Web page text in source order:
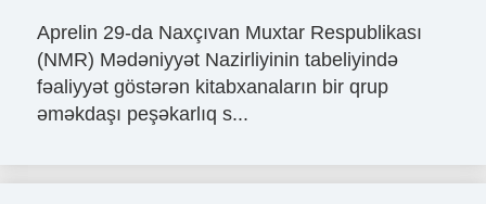
Aprelin 29-da Naxçıvan Muxtar Respublikası
(NMR) Mədəniyyət Nazirliyinin tabeliyində
fəaliyyət göstərən kitabxanaların bir qrup
əməkdaşı peşəkarlıq s...